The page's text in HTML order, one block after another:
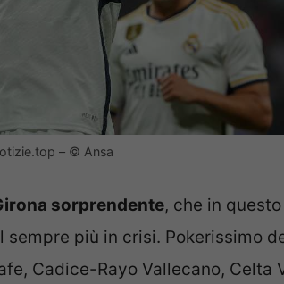
– © Ansa
sorprendente, che in
più in crisi. Pokerissimo
Cadice-Rayo Vallecano, Celta